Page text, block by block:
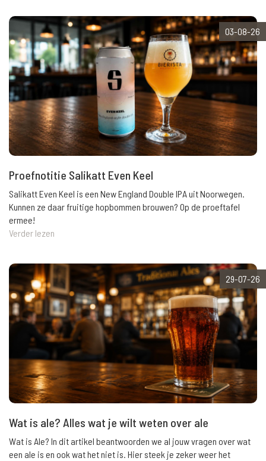
03-08-26
Proefnotitie Salikatt Even Keel
Salikatt Even Keel is een New England Double IPA uit Noorwegen.
Kunnen ze daar fruitige hopbommen brouwen? Op de proeftafel
ermee!
Verder lezen
29-07-26
Wat is ale? Alles wat je wilt weten over ale
Wat is Ale? In dit artikel beantwoorden we al jouw vragen over wat
een ale is en ook wat het niet is. Hier steek je zeker weer het